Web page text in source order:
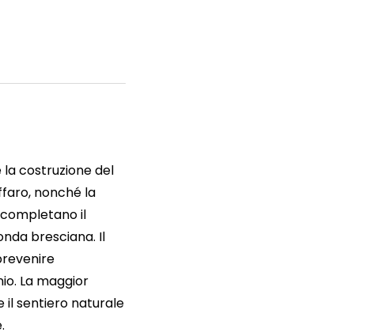
la costruzione del
nonché la
il
bresciana. Il
La maggior
il sentiero naturale